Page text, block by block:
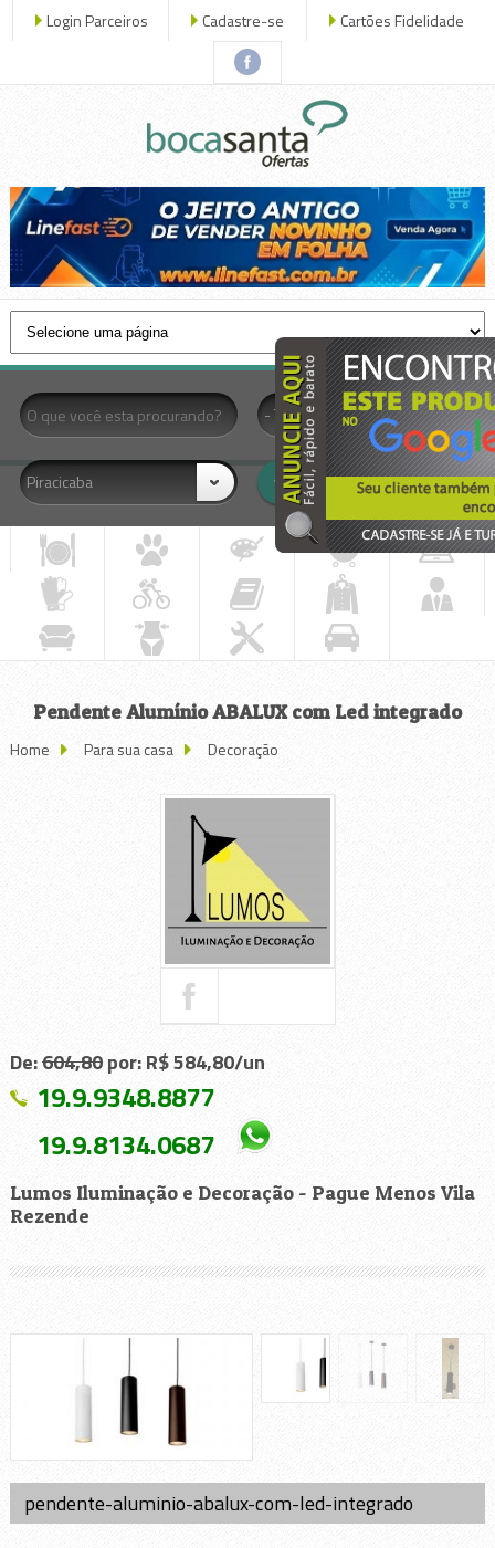
Login Parceiros Cadastre-se Cartões Fidelidade
- Todas as Categorias -
Piracicaba
Pendente Alumínio ABALUX com Led integrado
Home
Para sua casa Decoração
De:604,80por: R$ 584,80/un
19.9.9348.8877
19.9.8134.0687
Lumos Iluminação e Decoração - Pague Menos Vila
Rezende
pendente-aluminio-abalux-com-led-integrado